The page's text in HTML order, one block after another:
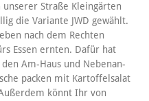
Straße Kleingärten
die Variante JWD gewählt.
nach dem Rechten
Essen ernten. Dafür hat
Am-Haus und Nebenan-
packen mit Kartoffelsalat
könnt Ihr von